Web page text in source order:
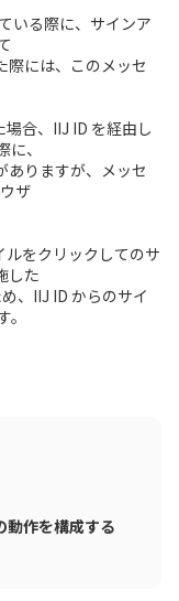
る際に、サインア
際には、このメッセ
、IIJ ID を経由 し
、
ますが、メッセ
ザ
クリックしてのサ
した
、IIJ ID からのサイ
動作を構成する